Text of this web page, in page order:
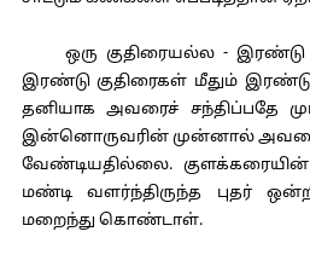
ஒரு குதிரையல்ல - இரண்டு
இரண்டு குதிரைகள் மீதும் இரண்டு
தனியாக அவரைச் சந்திப்பதே
இன்னொருவரின் முன்னால் அவரைப்
வேண்டியதில்லை.
மண்டி வளர்ந்திருந்த புதர்
மறைந்து கொண்டாள்.